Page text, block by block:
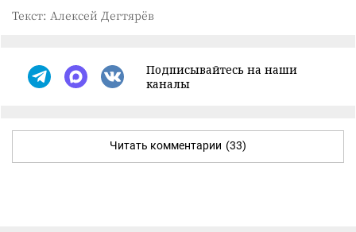
Текст: Алексей Дегтярёв
Подписывайтесь на наши
каналы
Читать комментарии (33)